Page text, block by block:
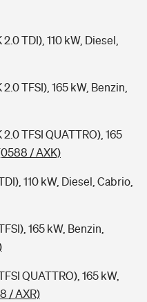
TDI), 110 kW, Diesel,
TFSI), 165 kW, Benzin,
TFSI QUATTRO), 165
/ AXK)
110 kW, Diesel, Cabrio,
165 kW, Benzin,
QUATTRO), 165 kW,
/ AXR)